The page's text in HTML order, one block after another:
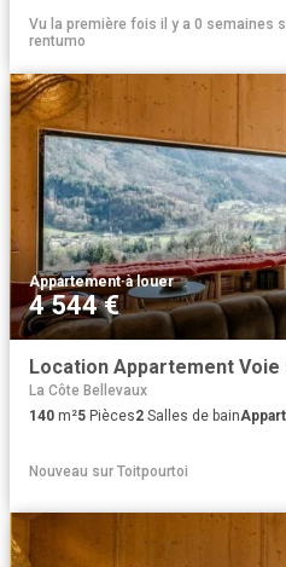
Vu la première fois il y a 0 semaines
rentumo
Appartement·à louer
4 544 €
Location Appartement Voie
La Côte Bellevaux
140 m²5 Pièces2 Salles de bain
Nouveau sur Toitpourtoi